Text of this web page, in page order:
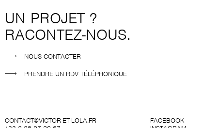
UN PROJET ?
RACONTEZ-NOUS.
NOUS CONTACTER
PRENDRE UN RDV TÉLÉPHONIQUE
CONTACT@VICTOR-ET-LOLA.FR
FACEBOOK